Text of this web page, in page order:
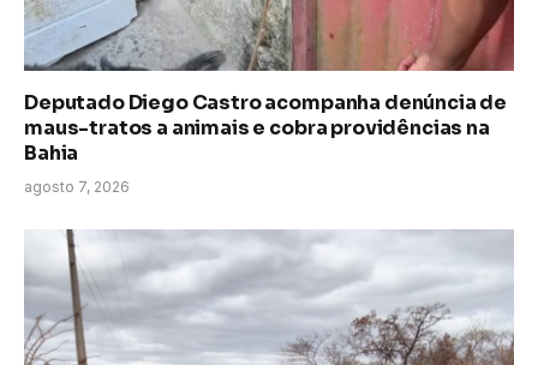
Deputado Diego Castro acompanha denúncia de
maus-tratos a animais e cobra providências na
Bahia
agosto 7, 2026